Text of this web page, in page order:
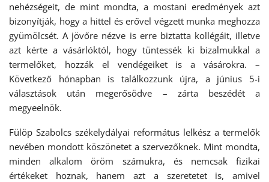
nehézségeit, de mint mondta, a mostani eredmények azt
bizonyítják, hogy a hittel és erővel végzett munka meghozza
gyümölcsét. A jövőre nézve is erre biztatta kollégáit, illetve
azt kérte a vásárlóktól, hogy tüntessék ki bizalmukkal a
termelőket, hozzák el vendégeiket is a vásárokra. –
Következő hónapban is találkozzunk újra, a június 5-i
választások után megerősödve – zárta beszédét a
megyeelnök.
Fülöp Szabolcs székelydályai református lelkész a termelők
nevében mondott köszönetet a szervezőknek. Mint mondta,
minden alkalom öröm számukra, és nemcsak fizikai
értékeket hoznak, hanem azt a szeretetet is, amivel